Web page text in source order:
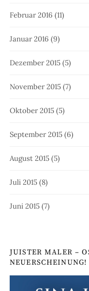
Februar 2016 (11)
Januar 2016 (9)
Dezember 2015 (5)
November 2015 (7)
Oktober 2015 (5)
September 2015 (6)
August 2015 (5)
Juli 2015 (8)
Juni 2015 (7)
JUISTER MALER –
NEUERSCHEINUNG!